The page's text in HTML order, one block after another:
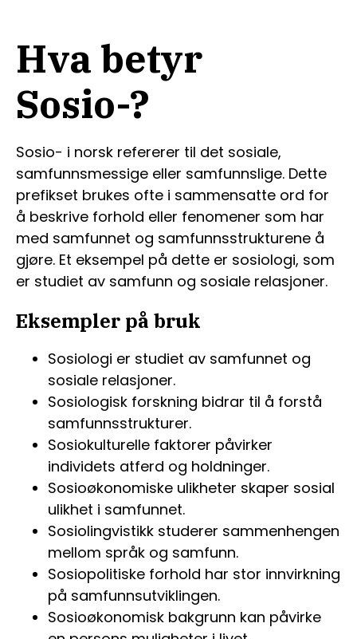
Hva betyr
Sosio-?
Sosio- i norsk refererer til det sosiale,
samfunnsmessige eller samfunnslige. Dette
prefikset brukes ofte i sammensatte ord for
å beskrive forhold eller fenomener som har
med samfunnet og samfunnsstrukturene å
gjøre. Et eksempel på dette er sosiologi, som
er studiet av samfunn og sosiale relasjoner.
Eksempler på bruk
Sosiologi er studiet av samfunnet og
sosiale relasjoner.
Sosiologisk forskning bidrar til å forstå
samfunnsstrukturer.
Sosiokulturelle faktorer påvirker
individets atferd og holdninger.
Sosioøkonomiske ulikheter skaper sosial
ulikhet i samfunnet.
Sosiolingvistikk studerer sammenhengen
mellom språk og samfunn.
Sosiopolitiske forhold har stor innvirkning
på samfunnsutviklingen.
Sosioøkonomisk bakgrunn kan påvirke